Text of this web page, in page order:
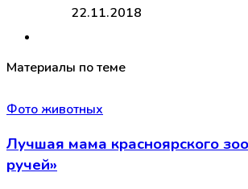
22.11.2018
Материалы по теме
Фото животных
Лучшая мама красноярского
ручей»